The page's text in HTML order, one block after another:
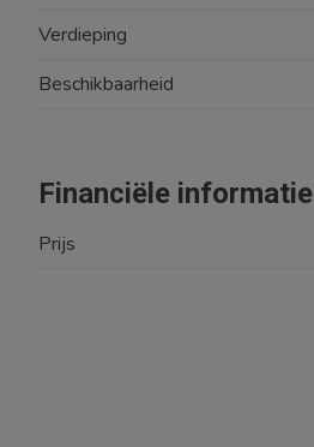
Verdieping
Beschikbaarheid
Financiële informatie
Prijs